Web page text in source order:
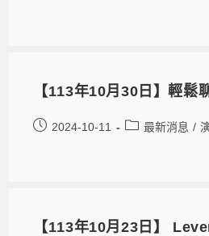
【113年10月30日】輕鬆
2024-10-11 最新消息 /
【113年10月23日】